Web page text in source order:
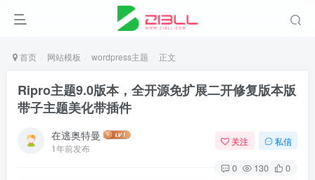
首页 网站模板 wordpress主题 正文
Ripro主题9.0版本，全开源免扩展二开修复版本版
带子主题美化带插件
在逃奥特曼
1年前发布
关注 私信
0 130 0